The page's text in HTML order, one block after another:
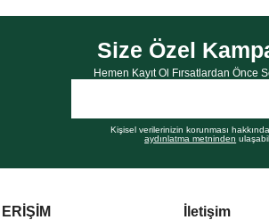
Size Özel
Hemen Kayıt Ol Fırsatlardan Önce
Kişisel verilerinizin korunması
aydınlatma metninden
İletişim